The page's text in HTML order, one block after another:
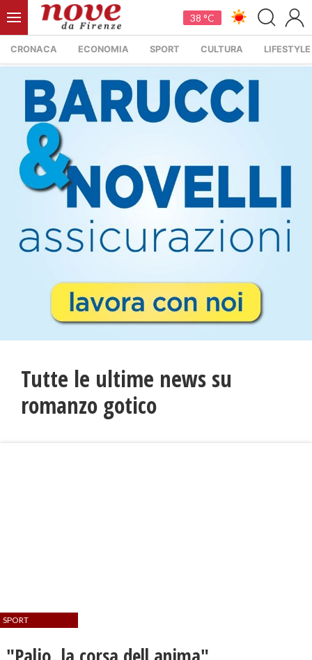
38 °C
CRONACA ECONOMIA SPORT CULTURA LIFESTYLE
Tutte le ultime news su
romanzo gotico
SPORT